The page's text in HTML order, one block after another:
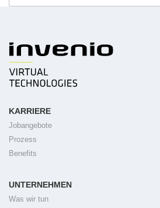
KARRIERE
Jobangebote
Prozess
Benefits
UNTERNEHMEN
Was wir tun